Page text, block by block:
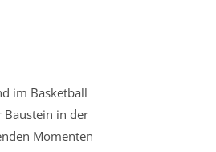
im Basketball
in der
Momenten